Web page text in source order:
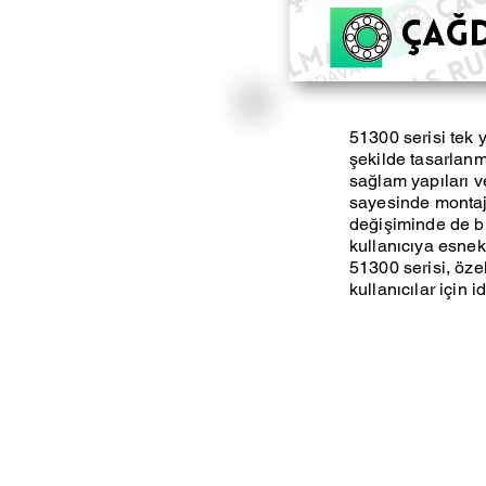
51300 serisi tek
şekilde
sağlam yapıları
sayesinde
değişiminde de
kullanıcıya
51300 serisi,
kullanıcılar için